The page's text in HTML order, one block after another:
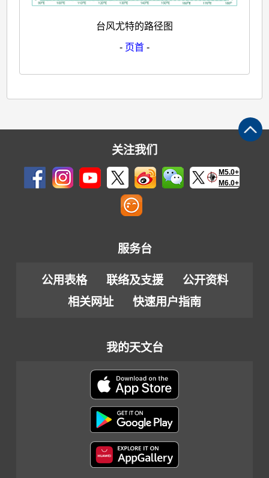
台风尤特的路径图
- 页首 -
关注我们
M5.0+
M6.0+
服务台
公用表格 联络及支援
公开资料
相关网址
快速用户指南
我的天文台